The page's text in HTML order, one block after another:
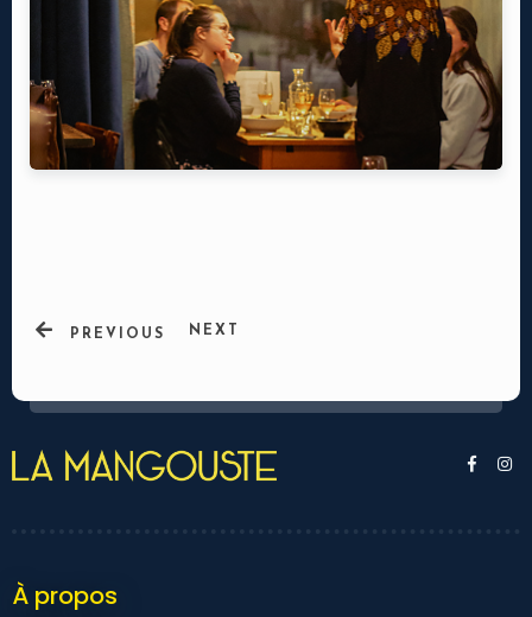
CONTACT
PREVIOUS NEXT
À propos
Ma réservation